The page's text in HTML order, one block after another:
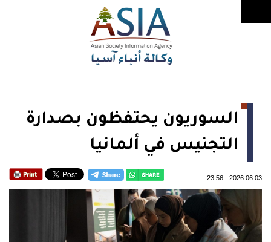
السوريون يحتفظون بصدارة
التجنيس في ألمانيا
2026.06.03
-
23:56